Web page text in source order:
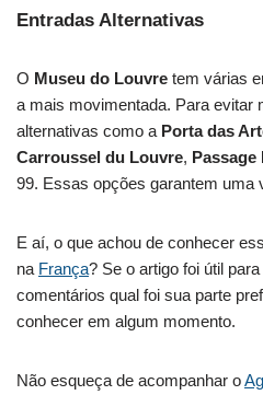
Entradas Alternativas
O Museu do Louvre tem várias
a mais movimentada. Para evitar
alternativas como a Porta das
Carroussel du Louvre, Passage
99. Essas opções garantem uma
E aí, o que achou de conhecer
na França? Se o artigo foi útil
comentários qual foi sua parte
conhecer em algum momento.
Não esqueça de acompanhar o